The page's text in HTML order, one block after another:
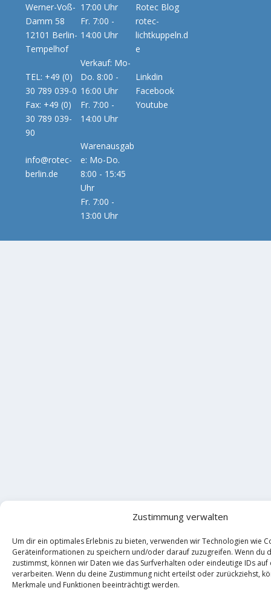
Zustimmung verwalten
Um dir ein optimales Erlebnis zu bieten, verwenden wir Technologien wie
Geräteinformationen zu speichern und/oder darauf zuzugreifen. Wenn du
zustimmst, können wir Daten wie das Surfverhalten oder eindeutige IDs
verarbeiten. Wenn du deine Zustimmung nicht erteilst oder zurückziehst,
Merkmale und Funktionen beeinträchtigt werden.
Werner-Voß-
Damm 58
12101 Berlin-
Tempelhof
TEL: +49 (0)
30 789 039-0
Fax: +49 (0)
30 789 039-
90
info@rotec-
berlin.de
17:00 Uhr
Fr. 7:00 -
14:00 Uhr
Verkauf: Mo-
Do. 8:00 -
16:00 Uhr
Fr. 7:00 -
14:00 Uhr
Warenausgab
e: Mo-Do.
8:00 - 15:45
Uhr
Fr. 7:00 -
13:00 Uhr
Rotec Blog
rotec-
lichtkuppeln.d
e
Linkdin
Facebook
Youtube